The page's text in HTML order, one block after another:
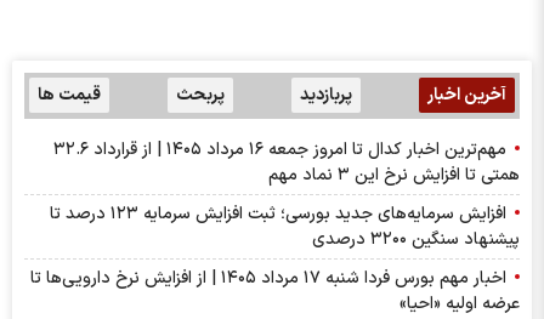
آخرین اخبار پربازدید پربحث قیمت ها
مهم‌ترین اخبار کدال تا امروز جمعه ۱۶ مرداد ۱۴۰۵ | از قرارداد ۳۲.۶
همتی تا افزایش نرخ این ۳ نماد مهم
افزایش سرمایه‌های جدید بورسی؛ ثبت افزایش سرمایه ۱۲۳ درصد تا
پیشنهاد‌ سنگین ۳۲۰۰ درصدی
اخبار مهم بورس فردا شنبه ۱۷ مرداد ۱۴۰۵ | از افزایش نرخ دارویی‌ها تا
عرضه اولیه «احیا»